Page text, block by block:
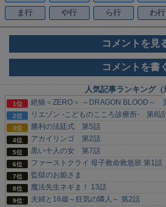
ま行
や行 ら行 わ行
コメントを見
コメントを書く
人気記事ランキング（
絶狼＜ZERO＞ ～DRAGON BLOOD～
リエゾン -こどものこころ診療所- 第8話
勝利の法廷式 第5話
アカイリンゴ 第2話
黒い十人の女 第7話
ファーストクライ 母子救命救急班 第1話
監獄のお姫さま
魔法先生ネギま！ 13話
夫婦と16歳～狂気の隣人～ 第2話